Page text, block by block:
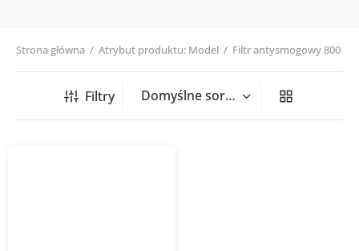
Strona główna / Atrybut produktu: Model / Filtr antysmogowy 800
Filtry